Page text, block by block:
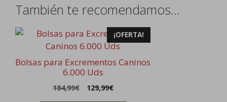
También te recomendamos…
¡OFERTA!
Bolsas para Excrementos Caninos
6.000 Uds
184,99€
El
129,99€El